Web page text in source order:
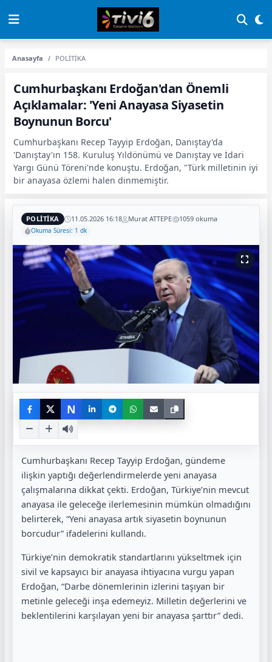
Anasayfa POLİTİKA
Cumhurbaşkanı Erdoğan'dan Önemli
Açıklamalar: 'Yeni Anayasa Siyasetin
Boynunun Borcu'
Cumhurbaşkanı Recep Tayyip Erdoğan, Danıştay'da
'Danıştay'ın 158. Kuruluş Yıldönümü ve Danıştay ve İdari
Yargı Günü Töreni'nde konuştu. Erdoğan, "Türk milletinin iyi
bir anayasa özlemi halen dinmemiştir.
POLİTİKA 11.05.2026 16:18 Murat ATTEPE 1059 okuma
Okuma Süresi: 1 dk
N
Cumhurbaşkanı Recep Tayyip Erdoğan, gündeme
ilişkin yaptığı değerlendirmelerde yeni anayasa
çalışmalarına dikkat çekti. Erdoğan, Türkiye’nin mevcut
anayasa ile geleceğe ilerlemesinin mümkün olmadığını
belirterek, “Yeni anayasa artık siyasetin boynunun
borcudur” ifadelerini kullandı.
Türkiye’nin demokratik standartlarını yükseltmek için
sivil ve kapsayıcı bir anayasa ihtiyacına vurgu yapan
Erdoğan, “Darbe dönemlerinin izlerini taşıyan bir
metinle geleceği inşa edemeyiz. Milletin değerlerini ve
beklentilerini karşılayan yeni bir anayasa şarttır” dedi.